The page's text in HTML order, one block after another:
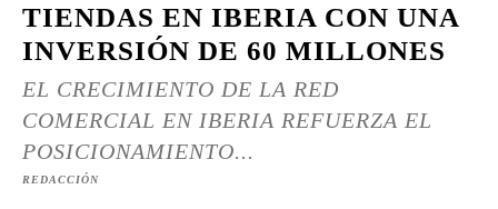
TIENDAS EN IBERIA CON UNA
INVERSIÓN DE 60 MILLONES
EL CRECIMIENTO DE LA RED
COMERCIAL EN IBERIA REFUERZA EL
POSICIONAMIENTO...
REDACCIÓN